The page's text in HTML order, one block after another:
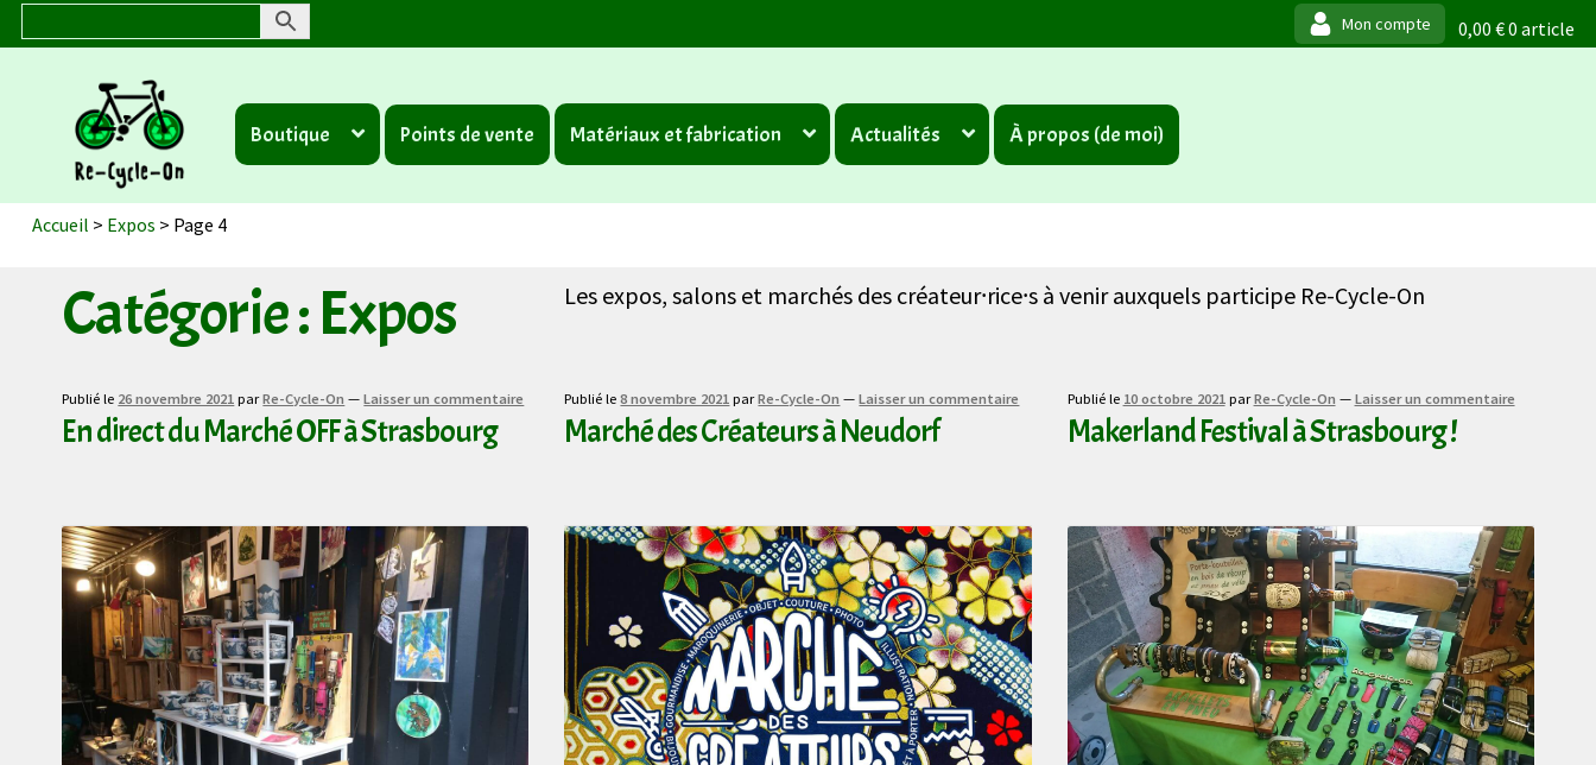
0,00 €0 article
Aller
la
navigation
Aller
au
contenu
Boutique Points de vente Matériaux et fabrication Actualités À propos (de moi)
Accueil > Expos > Page 4
Catégorie :Expos Les expos, salons et marchés des créateur⸱rice⸱s à venir auxquels participe Re-Cycle-On
Publié le 26 novembre 2021 parRe-Cycle-On —Laisser un commentaire
En direct du Marché OFF à Strasbourg
Publié le8 novembre 2021 parRe-Cycle-On —Laisser un commentaire
Marché des Créateurs à Neudorf
Publié le 10 octobre 2021 parRe-Cycle-On — Laisser un commentaire
Makerland Festival à Strasbourg !